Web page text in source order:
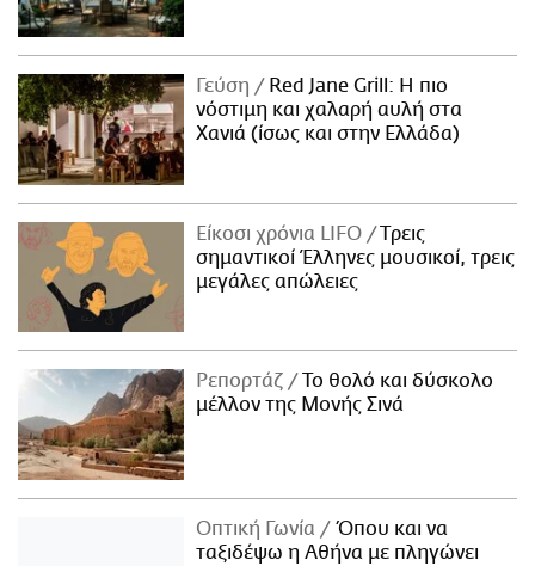
Γεύση
Red Jane Grill: Η πιο
νόστιμη και χαλαρή αυλή στα
Χανιά (ίσως και στην Ελλάδα)
Είκοσι χρόνια LIFO
Tρεις
σημαντικοί Έλληνες μουσικοί, τρεις
μεγάλες απώλειες
Ρεπορτάζ
Το θολό και δύσκολο
μέλλον της Μονής Σινά
Οπτική Γωνία
Όπου και να
ταξιδέψω η Αθήνα με πληγώνει